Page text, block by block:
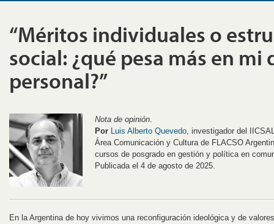
“Méritos individuales o
social: ¿qué pesa más en mi
personal?”
Nota de opinión.
Por Luis Alberto Quevedo, investigador del
Área Comunicación y Cultura de FLACSO
cursos de posgrado en gestión y política en
Publicada el 4 de agosto de 2025.
En la Argentina de hoy vivimos una reconfiguración ideológica y de